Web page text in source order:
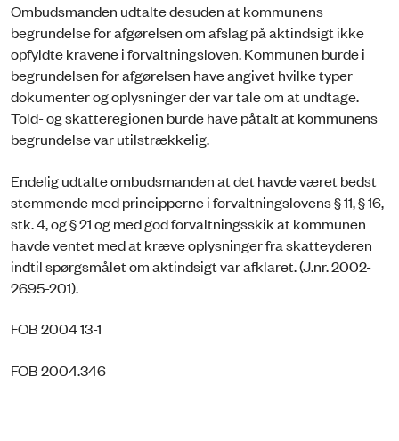
Ombudsmanden udtalte desuden at kommunens
begrundelse for afgørelsen om afslag på aktindsigt ikke
opfyldte kravene i forvaltningsloven. Kommunen burde i
begrundelsen for afgørelsen have angivet hvilke typer
dokumenter og oplysninger der var tale om at undtage.
Told- og skatteregionen burde have påtalt at kommunens
begrundelse var utilstrækkelig.
Endelig udtalte ombudsmanden at det havde været bedst
stemmende med principperne i forvaltningslovens § 11, § 16,
stk. 4, og § 21 og med god forvaltningsskik at kommunen
havde ventet med at kræve oplysninger fra skatteyderen
indtil spørgsmålet om aktindsigt var afklaret. (J.nr. 2002-
2695-201).
FOB 2004 13-1
FOB 2004.346